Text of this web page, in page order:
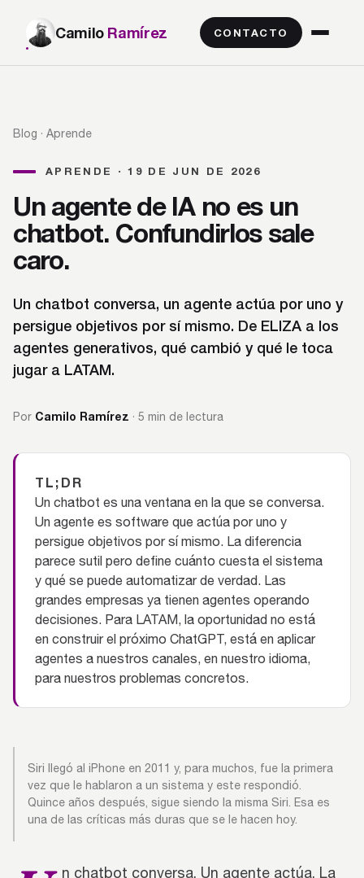
Camilo Ramírez CONTACTO
Blog · Aprende
APRENDE · 19 DE JUN DE 2026
Un agente de IA no es un
chatbot. Confundirlos sale
caro.
Un chatbot conversa, un agente actúa por uno y
persigue objetivos por sí mismo. De ELIZA a los
agentes generativos, qué cambió y qué le toca
jugar a LATAM.
Por Camilo Ramírez · 5 min de lectura
TL;DR
Un chatbot es una ventana en la que se conversa.
Un agente es software que actúa por uno y
persigue objetivos por sí mismo. La diferencia
parece sutil pero define cuánto cuesta el sistema
y qué se puede automatizar de verdad. Las
grandes empresas ya tienen agentes operando
decisiones. Para LATAM, la oportunidad no está
en construir el próximo ChatGPT, está en aplicar
agentes a nuestros canales, en nuestro idioma,
para nuestros problemas concretos.
Siri llegó al iPhone en 2011 y, para muchos, fue la primera
vez que le hablaron a un sistema y este respondió.
Quince años después, sigue siendo la misma Siri. Esa es
una de las críticas más duras que se le hacen hoy.
n chatbot conversa. Un agente actúa. La